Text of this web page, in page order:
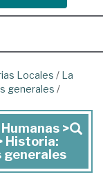
Locales / La
generales /
>
Historia:
generales